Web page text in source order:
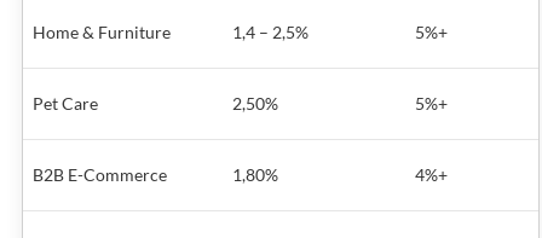
Home & Furniture 1,4 – 2,5% 5%+
Pet Care 2,50% 5%+
B2B E-Commerce 1,80% 4%+